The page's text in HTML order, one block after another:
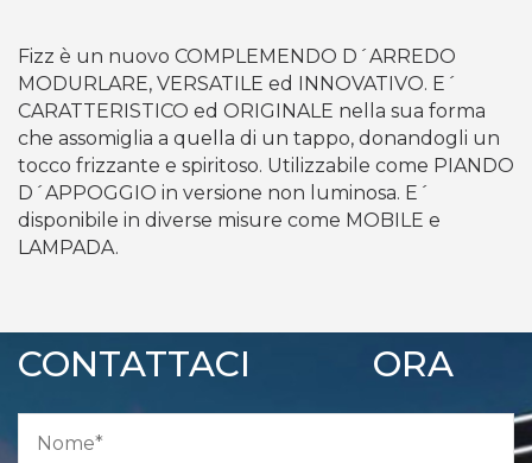
Fizz è un nuovo COMPLEMENDO D´ARREDO
MODURLARE, VERSATILE ed INNOVATIVO. E´
CARATTERISTICO ed ORIGINALE nella sua forma
che assomiglia a quella di un tappo, donandogli un
tocco frizzante e spiritoso. Utilizzabile come PIANDO
D´APPOGGIO in versione non luminosa. E´
disponibile in diverse misure come MOBILE e
LAMPADA.
CONTATTACI ORA